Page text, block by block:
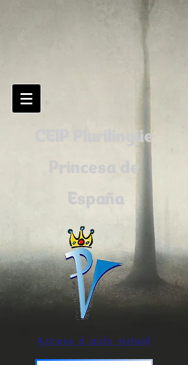
CEIP Plurilingüe
Princesa de
España
Acceso á aula virtual